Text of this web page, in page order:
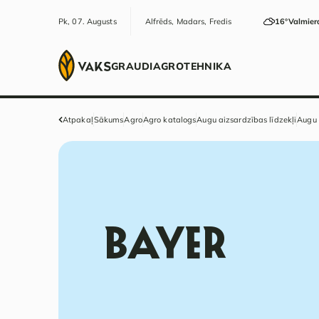
Pk, 07. Augusts Alfrēds, Madars, Fredis 16°
GRAUDIAGROTEHNIKA
AtpakaļSākumsAgroAgro katalogsAugu aizsardzības līdzekļiAugu
BAYER